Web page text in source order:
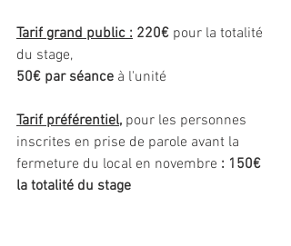
Tarif grand public : 220€ pour la totalité
du stage,
50€ par séance à l'unité
Tarif préférentiel, pour les personnes
inscrites en prise de parole avant la
fermeture du local en novembre : 150€
la totalité du stage